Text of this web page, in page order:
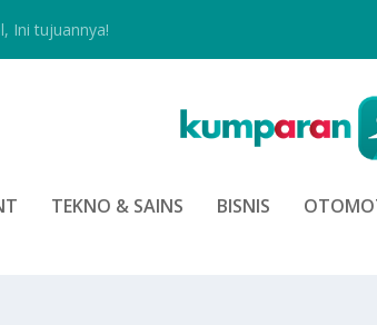
Ini tujuannya!
TEKNO & SAINS BISNIS